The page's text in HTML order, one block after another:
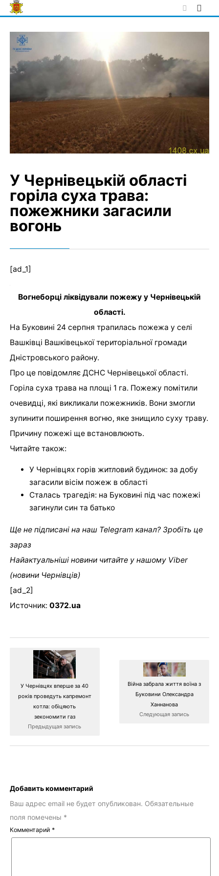
Skip
to
У Чернівецькій області
горіла суха трава:
пожежники загасили
вогонь
[ad_1]
Вогнеборці ліквідували пожежу у Чернівецькій
області.
На Буковині 24 серпня трапилась пожежа у селі
Вашківці Вашківецької територіальної громади
Дністровського району.
Про це повідомляє ДСНС Чернівецької області.
Горіла суха трава на площі 1 га. Пожежу помітили
очевидці, які викликали пожежників. Вони змогли
зупинити поширення вогню, яке знищило суху траву.
Причину пожежі ще встановлюють.
Читайте також:
У Чернівцях горів житловий будинок: за добу
загасили вісім пожеж в області
Сталась трагедія: на Буковині під час пожежі
загинули син та батько
Ще не підписані на наш Telegram канал? Зробіть це
зараз
Найактуальніші новини читайте у нашому Viber
(новини Чернівців)
[ad_2]
Источник: 0372.ua
У Чернівцях вперше за 40
років проведуть капремонт
котла: обіцяють
зекономити газ
Предыдущая запись
Війна забрала життя воїна з
Буковини Олександра
Ханнанова
Следующая запись
Добавить комментарий
Ваш адрес email не будет опубликован. Обязательные
поля помечены *
Комментарий *